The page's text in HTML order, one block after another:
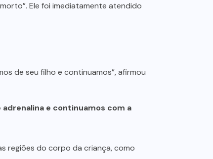
Ele foi imediatamente atendido
de seu filho e continuamos”, afirmou
e continuamos com a
regiões do corpo da criança, como